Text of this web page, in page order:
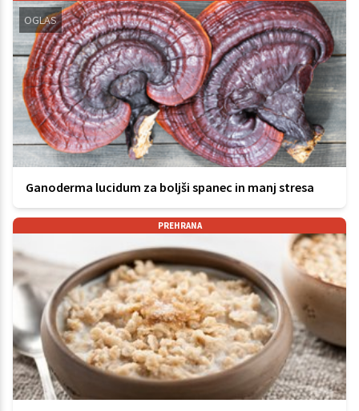
OGLAS
Ganoderma lucidum za boljši spanec in manj stresa
PREHRANA